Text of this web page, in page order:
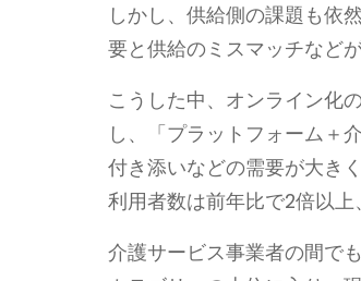
しかし、供給側の課題も依
要と供給のミスマッチなど
こうした中、オンライン化
し、「プラットフォーム＋
付き添いなどの需要が大き
利用者数は前年比で2倍以上
介護サービス事業者の間で